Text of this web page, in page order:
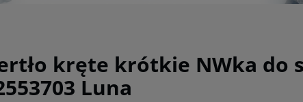
kręte krótkie NWka do
Luna